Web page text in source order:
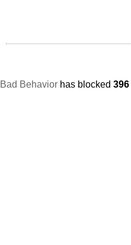
Bad Behavior has blocked 396